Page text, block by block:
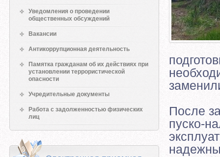
Уведомления о проведении
общественных обсуждений
Вакансии
Антикоррупционная деятельность
Памятка гражданам об их действиях при
установлении террористической
опасности
Учредительные документы
Работа с задолженностью физических
лиц
После
пуско-